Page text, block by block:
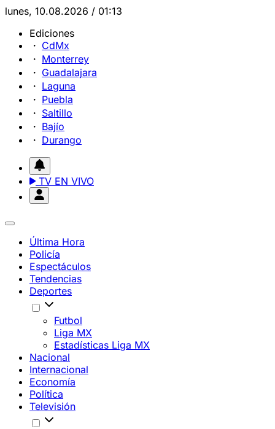
lunes, 10.08.2026 / 01:13
Ediciones
CdMx
Monterrey
Guadalajara
Laguna
Puebla
Saltillo
Bajío
Durango
TV EN VIVO
Última Hora
Policía
Espectáculos
Tendencias
Deportes
Futbol
Liga MX
Estadísticas Liga MX
Nacional
Internacional
Economía
Política
Televisión